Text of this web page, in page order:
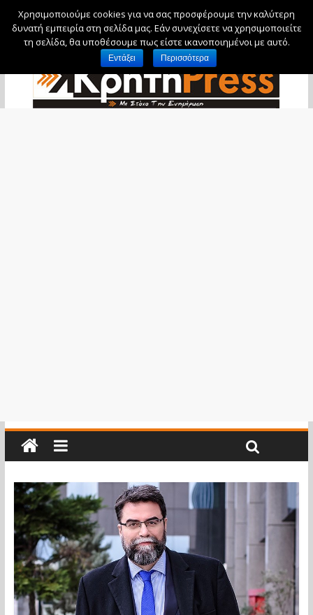
Σάββατο, 8 Αυγούστου, 2026
Χρησιμοποιούμε cookies για να σας προσφέρουμε την καλύτερη
δυνατή εμπειρία στη σελίδα μας. Εάν συνεχίσετε να χρησιμοποιείτε
τη σελίδα, θα υποθέσουμε πως είστε ικανοποιημένοι με αυτό.
Εντάξει Περισσότερα